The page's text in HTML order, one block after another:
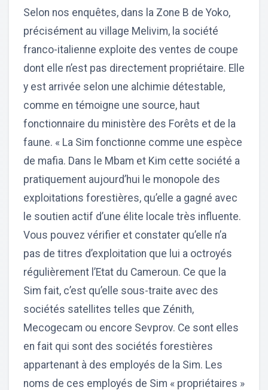
Selon nos enquêtes, dans la Zone B de Yoko,
précisément au village Melivim, la société
franco-italienne exploite des ventes de coupe
dont elle n’est pas directement propriétaire. Elle
y est arrivée selon une alchimie détestable,
comme en témoigne une source, haut
fonctionnaire du ministère des Forêts et de la
faune. « La Sim fonctionne comme une espèce
de mafia. Dans le Mbam et Kim cette société a
pratiquement aujourd’hui le monopole des
exploitations forestières, qu’elle a gagné avec
le soutien actif d’une élite locale très influente.
Vous pouvez vérifier et constater qu’elle n’a
pas de titres d’exploitation que lui a octroyés
régulièrement l’Etat du Cameroun. Ce que la
Sim fait, c’est qu’elle sous-traite avec des
sociétés satellites telles que Zénith,
Mecogecam ou encore Sevprov. Ce sont elles
en fait qui sont des sociétés forestières
appartenant à des employés de la Sim. Les
noms de ces employés de Sim « propriétaires »